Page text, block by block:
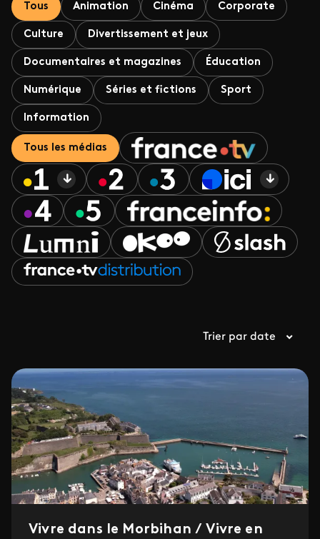
Tous Animation Cinéma Corporate
Culture Divertissement et jeux
Documentaires et magazines Éducation
Numérique Séries et fictions Sport
Information
Tous les médias
Trier par date
Vivre dans le Morbihan / Vivre en